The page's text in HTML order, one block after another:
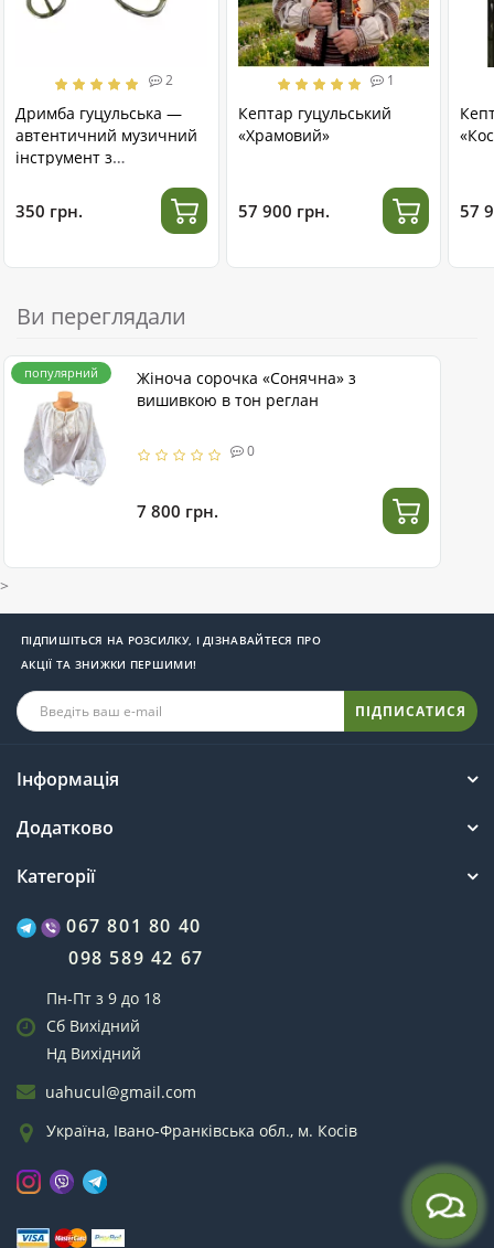
2
Дримба гуцульська —
автентичний музичний
інструмент з
350 грн.
1
Кептар гуцульський
«Храмовий»
57 900 грн. 57
Ви переглядали
популярний
Жіноча сорочка «Сонячна» з
вишивкою в тон реглан
0
7 800 грн.
>
ПІДПИШІТЬСЯ НА РОЗСИЛКУ, І ДІЗНАВАЙТЕСЯ ПРО
АКЦІЇ ТА ЗНИЖКИ ПЕРШИМИ!
ПІДПИСАТИСЯ
Інформація
Додатково
Категорії
067 801 80 40
098 589 42 67
Пн-Пт з 9 до 18
Сб Вихідний
Нд Вихідний
uahucul@gmail.com
Україна, Івано-Франківська обл., м. Косів